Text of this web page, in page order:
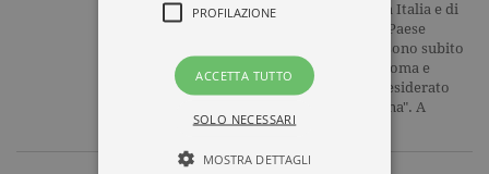
“Cosa posso dire della vostra splendida Italia e di
tutti i ragazzi che ho incontrato? E' un Paese
magico e, solo mettendo piede qui, mi sono subito
sentita romantica, quasi innamorata. Roma e
Milano sono due città che ho sempre desiderato
visitare, fin da quando ero una ragazzina". A
parlare con Il Libraio in…
PROFILAZIONE
ACCETTA TUTTO
SOLO NECESSARI
MOSTRA DETTAGLI